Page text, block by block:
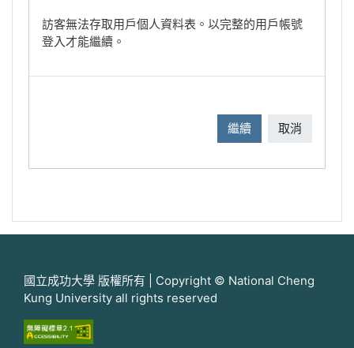
訪客無法存取用戶個人資料表。以完整的用戶帳號
登入才能繼續。
繼續 取消
國立成功大學 版權所有 | Copyright © National Cheng
Kung University all rights reserved